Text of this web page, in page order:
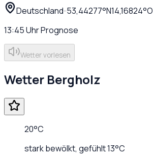
Deutschland··53,44277°N14,16824°O
13:45UhrPrognose
Wetter vorlesen
Wetter Bergholz
20°C
stark bewölkt, gefühlt13°C